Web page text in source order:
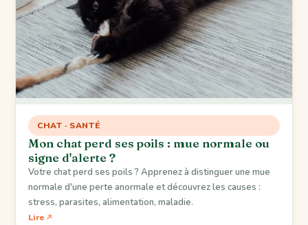
CHAT · SANTÉ
Mon chat perd ses poils : mue normale ou
signe d'alerte ?
Votre chat perd ses poils ? Apprenez à distinguer une mue
normale d'une perte anormale et découvrez les causes :
stress, parasites, alimentation, maladie.
Lire